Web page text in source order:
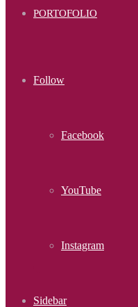
PORTOFOLIO
Follow
Facebook
YouTube
Instagram
Sidebar